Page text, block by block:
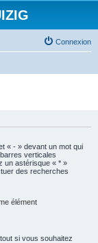
Connexion
« - » devant un mot qui
verticales
un astérisque « * »
des recherches
élément
si vous souhaitez